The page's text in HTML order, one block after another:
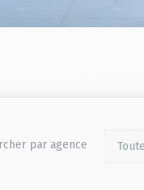
par agence